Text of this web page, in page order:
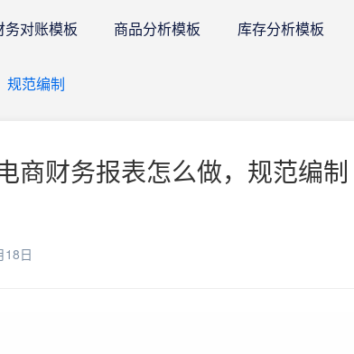
务对账模板 商品分析模板 库存分析模板
规范编制
商财务报表怎么做，规范编
18日